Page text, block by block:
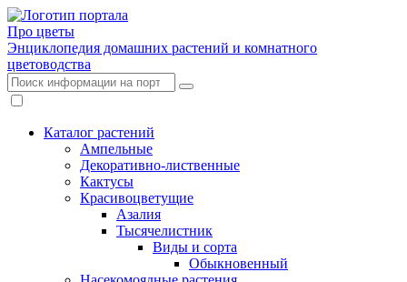
Про цветы
Энциклопедия домашних растений и комнатного
цветоводства
Каталог растений
Ампельные
Декоративно-лиственные
Кактусы
Красивоцветущие
Азалия
Тысячелистник
Виды и сорта
Обыкновенный